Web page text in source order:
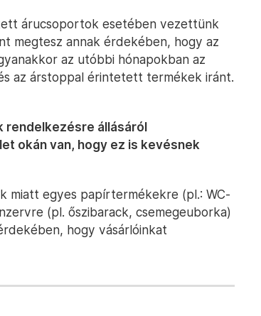
árucsoportok esetében vezettünk
megtesz annak érdekében, hogy az
az utóbbi hónapokban az
az árstoppal érintetett termékek iránt.
rendelkezésre állásáról
okán van, hogy ez is kevésnek
miatt egyes papírtermékekre (pl.: WC-
(pl. őszibarack, csemegeuborka)
hogy vásárlóinkat